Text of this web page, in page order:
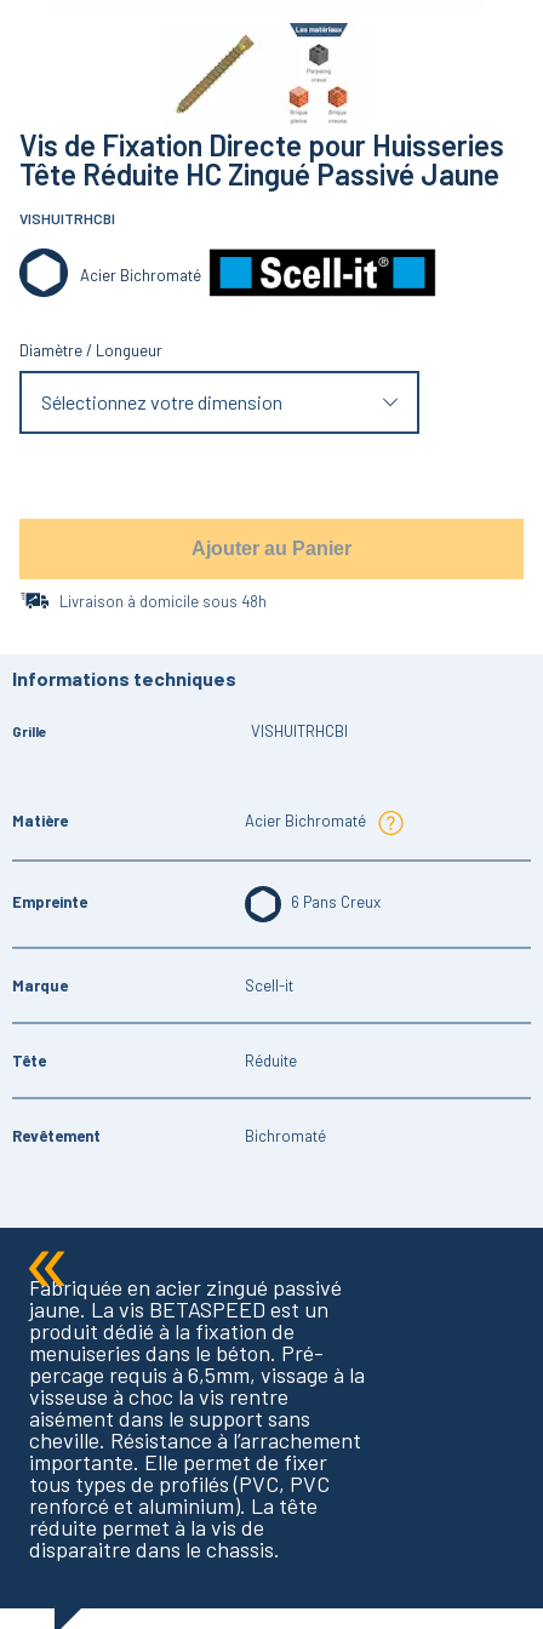
Vis de Fixation Directe pour Huisseries
Tête Réduite HC Zingué Passivé Jaune
VISHUITRHCBI
Acier Bichromaté
Diamètre/ Longueur
Sélectionnez votre dimension
Ajouter au Panier
Livraison à domicile sous 48h
Informations techniques
Grille VISHUITRHCBI
Matière Acier Bichromaté
Empreinte 6 Pans Creux
Marque Scell-it
Tête Réduite
Revêtement Bichromaté
Fabriquée en acier zingué passivé
jaune. La vis BETASPEED est un
produit dédié à la fixation de
menuiseries dans le béton. Pré-
percage requis à 6,5mm, vissage à la
visseuse à choc la vis rentre
aisément dans le support sans
cheville. Résistance à l’arrachement
importante. Elle permet de fixer
tous types de profilés (PVC, PVC
renforcé et aluminium). La tête
réduite permet à la vis de
disparaitre dans le chassis.